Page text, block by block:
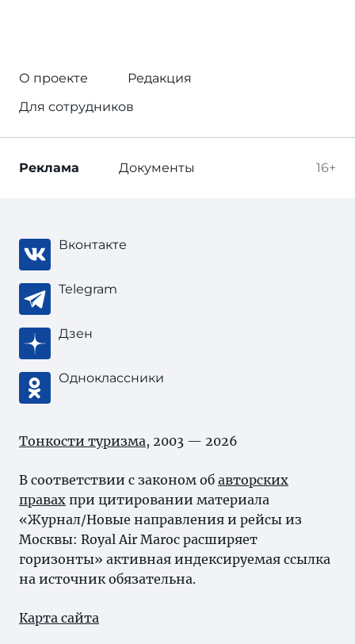
О проекте
Редакция
Для сотрудников
16+
Реклама Документы
Вконтакте
Telegram
Дзен
Одноклассники
Тонкости туризма, 2003 — 2026
В соответствии с законом об авторских
правах при цитировании материала
«Журнал/Новые направления и рейсы из
Москвы: Royal Air Maroc расширяет
горизонты» активная индексируемая ссылка
на источник обязательна.
Карта сайта